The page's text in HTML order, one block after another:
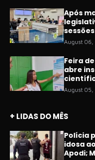
Após
August
Feira
abre
August
+ LIDAS DO MÊS
Polícia
idosa
Apodi;